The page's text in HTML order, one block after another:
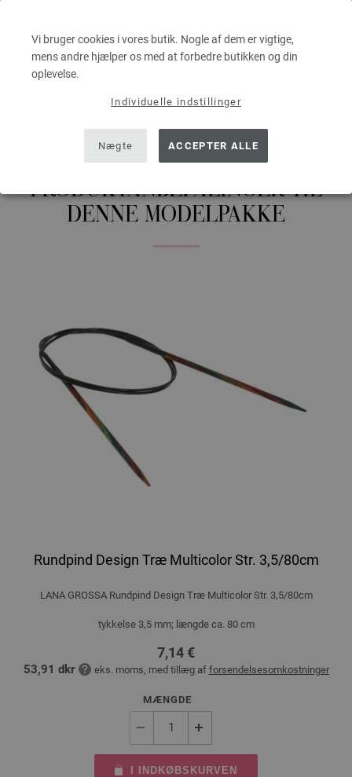
Vi bruger cookies i vores butik. Nogle af dem er vigtige,
mens andre hjælper os med at forbedre butikken og din
oplevelse.
Individuelle indstillinger
Nægte ACCEPTER ALLE
antracit (farve 7370) • 100 g rådyrsbrun (farve 7383)
• Strikkepinde nr. 3,5
strikkevejledninger følger gratis med pr. e-mail eller i papirform!
PRODUKTANBEFALINGER TIL
DENNE MODELPAKKE
Rundpind Design Træ Multicolor Str. 3,5/80cm
LANA GROSSA Rundpind Design Træ Multicolor Str. 3,5/80cm
tykkelse 3,5 mm; længde ca. 80 cm
7,14 €
53,91 dkr eks. moms, med tillæg af forsendelsesomkostninger
MÆNGDE
I INDKØBSKURVEN